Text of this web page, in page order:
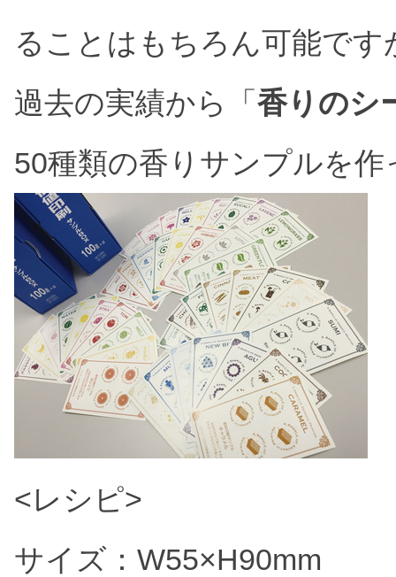
ることはもちろん可能です
過去の実績から「 香りのシ
50種類の香りサンプルを
<レシピ>
サイズ：W55×H90mm